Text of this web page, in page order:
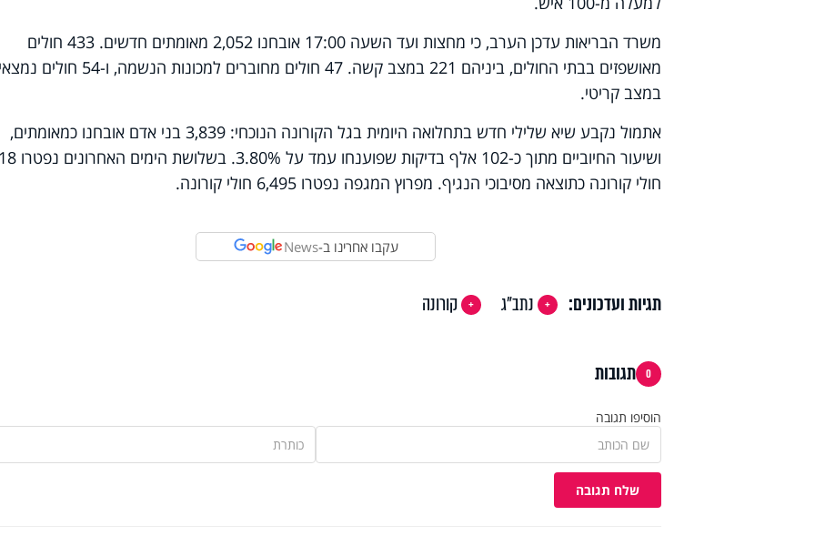
משרד הבריאות עדכן הערב, כי מחצות ועד השעה 17:00 אובחנו 2,052 מאומתים חדשים. 433 חולים
מאושפזים בבתי החולים, ביניהם 221 במצב קשה. 47 חולים מחוברים למכונות הנשמה,
במצב קריטי.
אתמול נקבע שיא שלילי חדש בתחלואה היומית בגל הקורונה הנוכחי: 3,839 בני אדם אובחנו כמאומתים,
ושיעור החיוביים מתוך כ-102 אלף בדיקות שפוענחו עמד על 3.80%. בשלושת הימים האחרונים נפטרו 18
חולי קורונה כתוצאה מסיבוכי הנגיף. מפרוץ המגפה נפטרו 6,495 חולי קורונה.
עקבו אחרינו ב-News
תגיות ועדכונים: נתב"ג קורונה
0 תגובות
הוסיפו תגובה
שלח תגובה